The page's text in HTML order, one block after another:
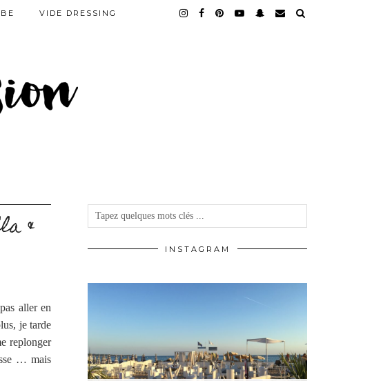
VIDE DRESSING
&
aller en
je tarde
replonger
… mais
INSTAGRAM